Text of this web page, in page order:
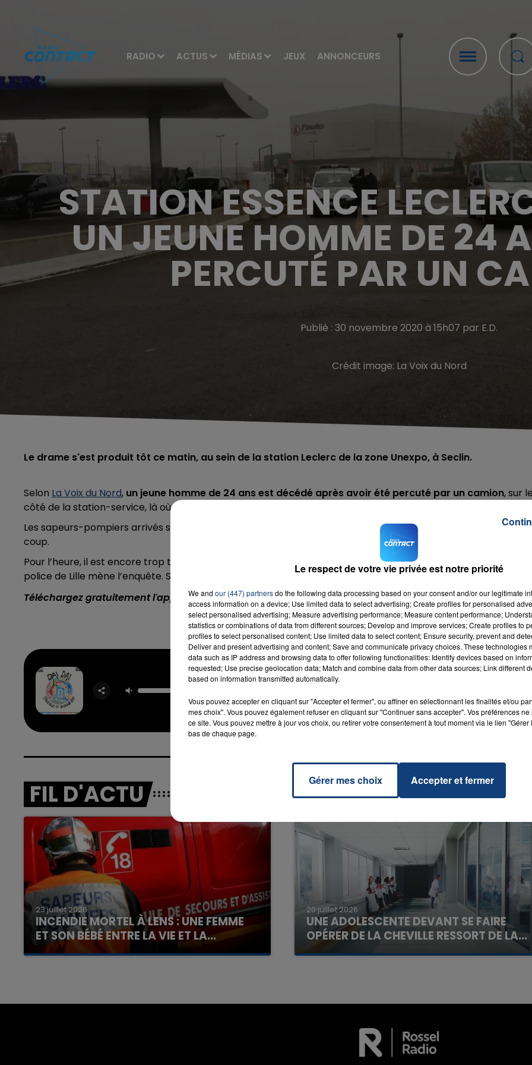
RADIO ACTUS MÉDIAS JEUX ANNONCEURS
STATION ESSENCE
UN JEUNE HOMME DE 24
PERCUTÉ PAR UN
Publié : 30 novembre 2020 à 15h07 par E.D.
Crédit image: La Voix du Nord
Le drame s'est produit tôt ce matin, au sein de la station Leclerc de la zone Unexpo, à Seclin.
Selon La Voix du Nord, un jeune homme de 24 ans est décédé après avoir été percuté par un camion,sur le
côté de la station-service, là où il n’y a pas de pompes mais où les véhicules peuvent circuler.
Les sapeurs-pompiers arrivés sur place n’ont rien pu faire pour la victime qui serait décédée quasiment sur
coup.
Pour l’heure, il est encore trop tôt pour comprendre les circonstances de ce drame.La brigade accident de la
police de Lille mène l’enquête. Selon les premiers éléments,il s’agirait d’un accident.
Téléchargez gratuitement l'application Contact FM sur
et
Dai Dai
BURNA BOY
RADIO CONTACT
FIL D'ACTU
23 juillet 2026
INCENDIE MORTEL À LENS : UNE FEMME
ET SON BÉBÉ ENTRE LA VIE ET LA...
Un homme s'est immolé par le feu après avoir
20 juillet 2026
UNE ADOLESCENTE DEVANT SE FAIRE
OPÉRER DE LA CHEVILLE RESSORT DE LA...
La famille a porté plainte contre la clinique qui a
7h00 - 11h00
Le respect de votre vie privée est notre priorité
We and our (447) partnersdo the following data processing based on your consent and/or our legitimate
access information on a device; Use limited data to select advertising; Create profiles for personalised
select personalised advertising; Measure advertising performance; Measure content performance;
statistics or combinations of data from different sources; Develop and improve services; Create profiles to
profiles to select personalised content; Use limited data to select content; Ensure security, prevent and
Deliver and present advertising and content; Save and communicate privacy choices. These technologies
data such as IP address and browsing data to offer following functionalities: Identify devices based on
requested; Use precise geolocation data; Match and combine data from other data sources; Link different
based on information transmitted automatically.
Vous pouvez accepter en cliquant sur "Accepter et fermer", ou affiner en sélectionnant les finalités et/ou
mes choix". Vous pouvez également refuser en cliquant sur "Continuer sans accepter". Vos préférences
ce site. Vous pouvez mettre à jour vos choix, ou retirer votre consentement à tout moment via le lien
bas de chaque page.
Gérer mes choix Accepter et fermer